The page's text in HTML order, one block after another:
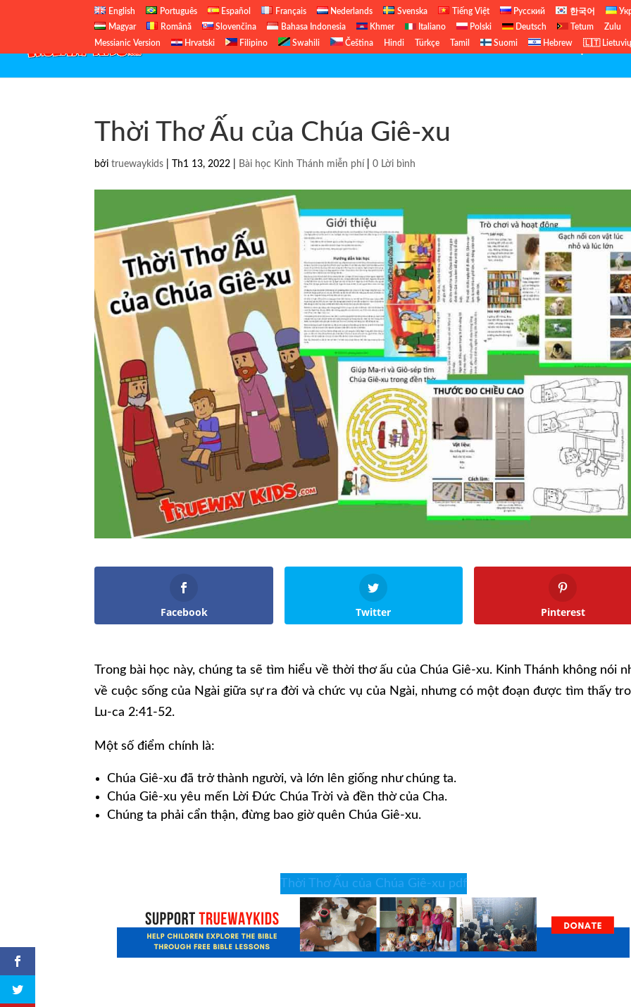
English Português Español Français Nederlands Svenska Tiếng Việt Русский 한국어
Magyar
Română Slovenčina Bahasa Indonesia Khmer Italiano Polski Deutsch Tetum Zulu
Messianic Version
Hrvatski Filipino Swahili Čeština Hindi Türkçe Tamil Suomi Hebrew 🇱🇹 Lietuvių
Cựu Ước
Thời Thơ Ấu của Chúa Giê-xu
bởitruewaykids Th1 13, 2022 Bài học Kinh Thánh miễn phí |0 Lời bình
Facebook Twitter Pinterest
Trong bài học này, chúng ta sẽ tìm hiểu về thời thơ ấu của Chúa Giê-xu. Kinh Thánh không nói
về cuộc sống của Ngài giữa sự ra đời và chức vụ của Ngài, nhưng có một đoạn được tìm thấy
Lu-ca 2:41-52.
Một số điểm chính là:
Chúa Giê-xu đã trở thành người, và lớn lên giống như chúng ta.
Chúa Giê-xu yêu mến Lời Đức Chúa Trời và đền thờ của Cha.
Chúng ta phải cẩn thận, đừng bao giờ quên Chúa Giê-xu.
Thời Thơ Ấu của Chúa Giê-xu pdf